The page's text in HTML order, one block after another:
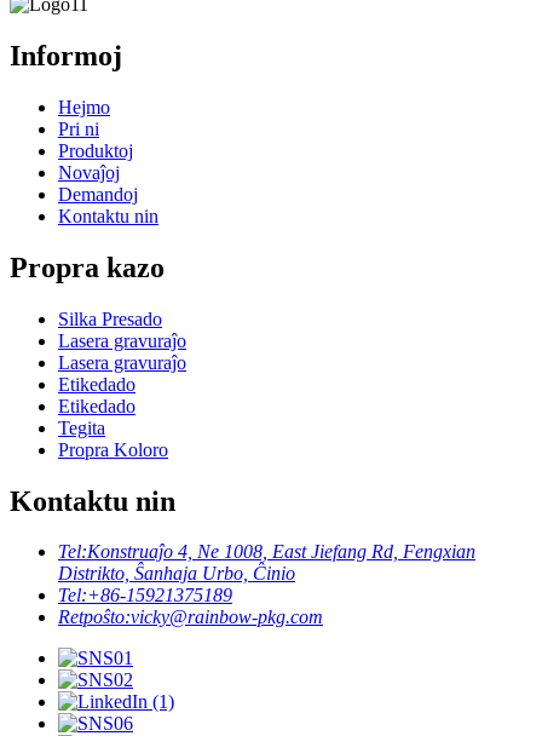
Informoj
Hejmo
Pri ni
Produktoj
Novaĵoj
Demandoj
Kontaktu nin
Propra kazo
Silka Presado
Lasera gravuraĵo
Lasera gravuraĵo
Etikedado
Etikedado
Tegita
Propra Koloro
Kontaktu nin
Tel:Konstruaĵo 4, Ne 1008, East Jiefang Rd, Fengxian
Distrikto, Ŝanhaja Urbo, Ĉinio
Tel:+86-15921375189
Retpoŝto:vicky@rainbow-pkg.com